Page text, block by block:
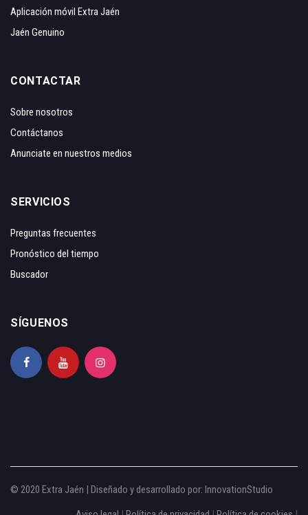
Aplicación móvil Extra Jaén
Jaén Genuino
CONTACTAR
Sobre nosotros
Contáctanos
Anunciate en nuestros medios
SERVICIOS
Preguntas frecuentes
Pronóstico del tiempo
Buscador
SÍGUENOS
© 2020 Extra Jaén | Diseñado y desarrollado por: InnovationStudio